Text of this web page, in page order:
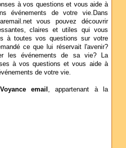
à vos questions et vous aide à
événements de votre vie.Dans
vous pouvez découvrir
claires et utiles qui vous
à toutes vos questions sur votre
ce que lui réservait l'avenir?
les événements de sa vie? La
à vos questions et vous aide à
de votre vie.
Voyance email , appartenant à la